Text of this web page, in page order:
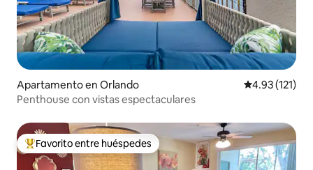
Apartamento en Orlando Calificación
4.93 (121)
Penthouse con vistas espectaculares
Favorito entre huéspedes preferido
Favorito entre huéspedes